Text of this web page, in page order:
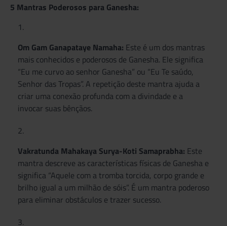
5 Mantras Poderosos para Ganesha:
Om Gam Ganapataye Namaha: Este é um dos mantras
mais conhecidos e poderosos de Ganesha. Ele significa
“Eu me curvo ao senhor Ganesha” ou “Eu Te saúdo,
Senhor das Tropas”. A repetição deste mantra ajuda a
criar uma conexão profunda com a divindade e a
invocar suas bênçãos.
Vakratunda Mahakaya Surya-Koti Samaprabha: Este
mantra descreve as características físicas de Ganesha e
significa “Aquele com a tromba torcida, corpo grande e
brilho igual a um milhão de sóis”. É um mantra poderoso
para eliminar obstáculos e trazer sucesso.